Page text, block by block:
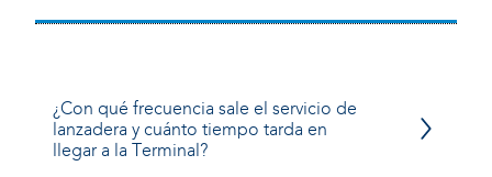
¿Con qué frecuencia sale el servicio de
lanzadera y cuánto tiempo tarda en
llegar a la Terminal?